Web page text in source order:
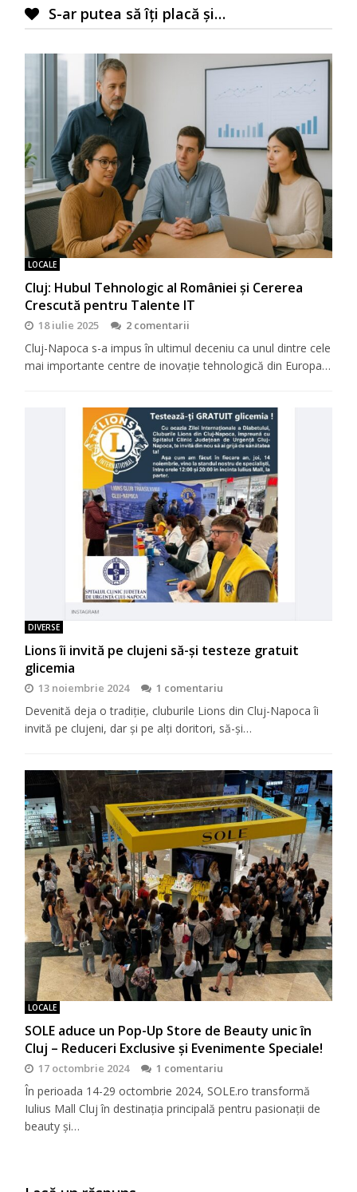
S-ar putea să îți placă și…
LOCALE
Cluj: Hubul Tehnologic al României și Cererea
Crescută pentru Talente IT
18 iulie 2025 2 comentarii
Cluj-Napoca s-a impus în ultimul deceniu ca unul dintre cele
mai importante centre de inovație tehnologică din Europa…
DIVERSE
Lions îi invită pe clujeni să-şi testeze gratuit
glicemia
13 noiembrie 2024 1 comentariu
Devenită deja o tradiţie, cluburile Lions din Cluj-Napoca îi
invită pe clujeni, dar şi pe alţi doritori, să-şi…
LOCALE
SOLE aduce un Pop-Up Store de Beauty unic în
Cluj – Reduceri Exclusive și Evenimente Speciale!
17 octombrie 2024 1 comentariu
În perioada 14-29 octombrie 2024, SOLE.ro transformă
Iulius Mall Cluj în destinația principală pentru pasionații de
beauty și…